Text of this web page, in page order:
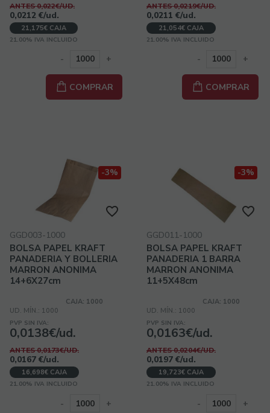
ANTES 0,022€/UD.
0,0212 €/ud.
21,175€ CAJA
21.00% IVA INCLUIDO
- +
COMPRAR
ANTES 0,0219€/UD.
0,0211 €/ud.
21,054€ CAJA
21.00% IVA INCLUIDO
- +
COMPRAR
-3%
GGD003-1000
BOLSA PAPEL KRAFT
PANADERIA Y BOLLERIA
MARRON ANONIMA
14+6X27cm
CAJA: 1000
UD. MÍN.: 1000
PVP SIN IVA:
0,0138€/ud.
ANTES 0,0173€/UD.
0,0167 €/ud.
16,698€ CAJA
21.00% IVA INCLUIDO
- +
-3%
GGD011-1000
BOLSA PAPEL KRAFT
PANADERIA 1 BARRA
MARRON ANONIMA
11+5X48cm
CAJA: 1000
UD. MÍN.: 1000
PVP SIN IVA:
0,0163€/ud.
ANTES 0,0204€/UD.
0,0197 €/ud.
19,723€ CAJA
21.00% IVA INCLUIDO
- +